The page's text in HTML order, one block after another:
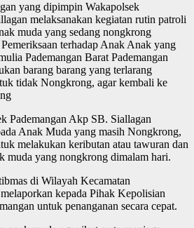
yang dipimpin Wakapolsek
melaksanakan kegiatan rutin patroli
muda yang sedang nongkrong
terhadap Anak Anak yang
Pademangan Barat Pademangan
barang barang yang terlarang
tidak Nongkrong, agar kembali ke
Pademangan Akp SB. Siallagan
Anak Muda yang masih Nongkrong,
melakukan keributan atau tawuran dan
muda yang nongkrong dimalam hari.
di Wilayah Kecamatan
kepada Pihak Kepolisian
untuk penanganan secara cepat.